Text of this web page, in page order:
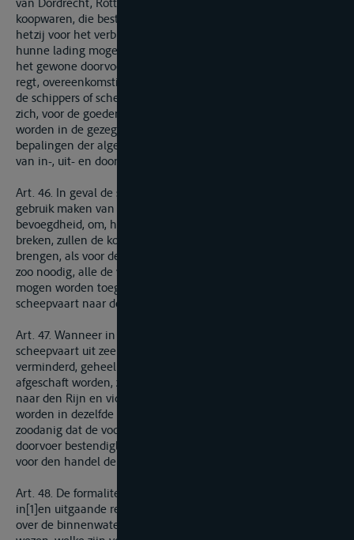
koopwaren, die bestemd zullen zijn, hetzij voor de entrepots,
hetzij voor het verbruik in de Nederlanden, of wel aldaar
hunne lading mogen aanvullen, na te hebben voldaan, hetzij
het gewone doorvoerregt, hetzij het bij art. 42 vermelde vaste
regt, overeenkomstig de geverifieerde manifesten, waarvan
de schippers of scheepsbestuurders houders moeten zijn, en
zich, voor de goederen bestemd om ontladen of geladen te
worden in de gezegde zeehavens, gedragende naar de
bepalingen der algemeene Nederlandsche wet op de regten
van in-, uit- en doorvoer.
Art. 46. In geval de schippers of scheepsbestuurders mogten
gebruik maken van de hun bij het vorige artikel verleende
bevoegdheid, om, het zij gedeeltelijk, het zij geheel, last te
breken, zullen de koopwaren, zoowel voor het aan wal
brengen, als voor de overlading of het opslaan in entrepot,
zoo noodig, alle de voordeelen genieten, welke zijn of zouden
mogen worden toegestaan aan de Nederlandsche
scheepvaart naar den Rijn en vice versa.
Art. 47. Wanneer in het vervolg het vaste regt, gevestigd op de
scheepvaart uit zee naar Gorcum en vise versa, mogt
verminderd, geheel of gedeeltelijk teruggegeven, of geheel
afgeschaft worden, zal dat op de scheepvaart van de Schelde
naar den Rijn en vice versa insgelijks van zelf verminderd
worden in dezelfde evenredigheid, of geheel afgeschaft,
zoodanig dat de voorwaarden voor de scheepvaart en den
doorvoer bestendiglijk en in alle opzichten dezelfde blijven
voor den handel der beide landen.
Art. 48. De formaliteiten met opzigt tot de administratie der
in[1]en uitgaande regten in acht te nemen voor den doorvoer
over de binnenwateren, zonder lading of ontlading, zullen die